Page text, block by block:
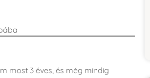
most 3 éves, és még mindig